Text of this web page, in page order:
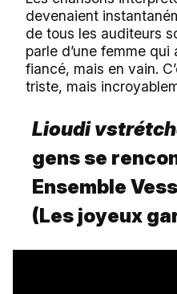
devenaient
de tous les auditeurs
parle d’une femme
fiancé, mais en vain.
triste, mais
Lioudi
gens se
Ensemble
(Les joyeux